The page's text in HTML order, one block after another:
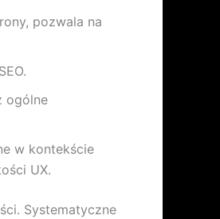
pozwala na
ogólne
w kontekście
UX.
Systematyczne